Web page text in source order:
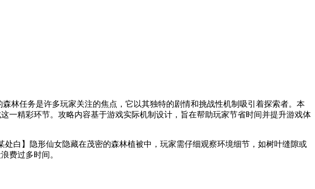
林任务是许多玩家关注的焦点，它以其独特的剧情和挑战性机制吸引着探索者。本
一精彩环节。攻略内容基于游戏实际机制设计，旨在帮助玩家节省时间并提升游戏体
白】隐形仙女隐藏在茂密的森林植被中，玩家需仔细观察环境细节，如树叶缝隙或
费过多时间。